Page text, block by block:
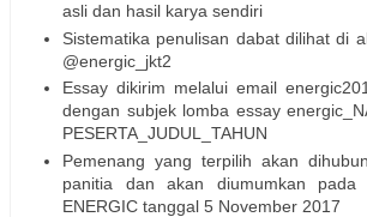
asli dan hasil karya sendiri
Sistematika penulisan dabat dilihat di
@energic_jkt2
Essay dikirim melalui email
dengan subjek lomba essay
PESERTA_JUDUL_TAHUN
Pemenang yang terpilih akan
panitia dan akan diumumkan pada
ENERGIC tanggal 5 November 2017